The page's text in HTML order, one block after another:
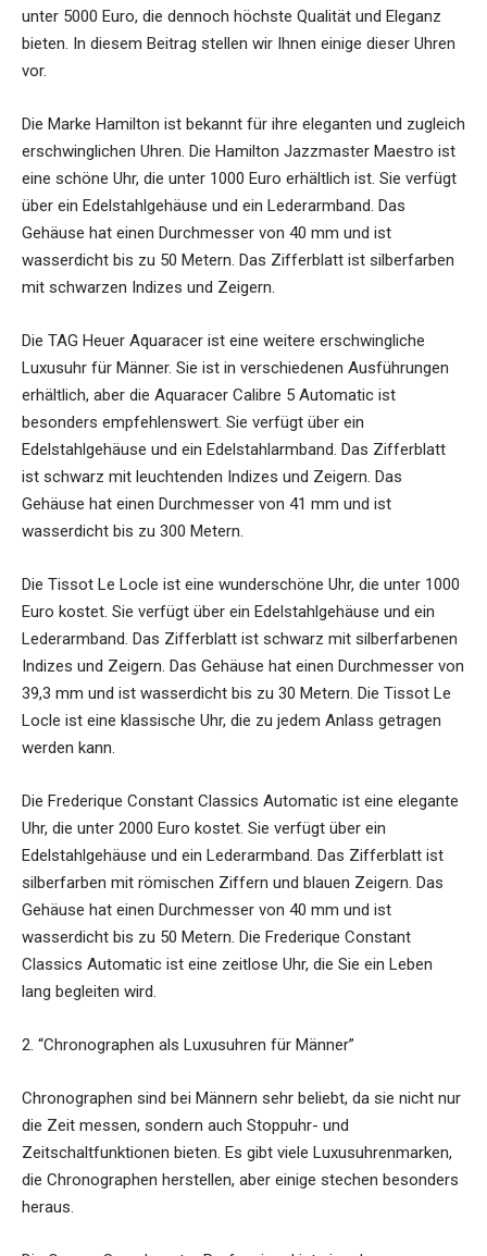
unter 5000 Euro, die dennoch höchste Qualität und Eleganz
bieten. In diesem Beitrag stellen wir Ihnen einige dieser Uhren
vor.
Die Marke Hamilton ist bekannt für ihre eleganten und zugleich
erschwinglichen Uhren. Die Hamilton Jazzmaster Maestro ist
eine schöne Uhr, die unter 1000 Euro erhältlich ist. Sie verfügt
über ein Edelstahlgehäuse und ein Lederarmband. Das
Gehäuse hat einen Durchmesser von 40 mm und ist
wasserdicht bis zu 50 Metern. Das Zifferblatt ist silberfarben
mit schwarzen Indizes und Zeigern.
Die TAG Heuer Aquaracer ist eine weitere erschwingliche
Luxusuhr für Männer. Sie ist in verschiedenen Ausführungen
erhältlich, aber die Aquaracer Calibre 5 Automatic ist
besonders empfehlenswert. Sie verfügt über ein
Edelstahlgehäuse und ein Edelstahlarmband. Das Zifferblatt
ist schwarz mit leuchtenden Indizes und Zeigern. Das
Gehäuse hat einen Durchmesser von 41 mm und ist
wasserdicht bis zu 300 Metern.
Die Tissot Le Locle ist eine wunderschöne Uhr, die unter 1000
Euro kostet. Sie verfügt über ein Edelstahlgehäuse und ein
Lederarmband. Das Zifferblatt ist schwarz mit silberfarbenen
Indizes und Zeigern. Das Gehäuse hat einen Durchmesser von
39,3 mm und ist wasserdicht bis zu 30 Metern. Die Tissot Le
Locle ist eine klassische Uhr, die zu jedem Anlass getragen
werden kann.
Die Frederique Constant Classics Automatic ist eine elegante
Uhr, die unter 2000 Euro kostet. Sie verfügt über ein
Edelstahlgehäuse und ein Lederarmband. Das Zifferblatt ist
silberfarben mit römischen Ziffern und blauen Zeigern. Das
Gehäuse hat einen Durchmesser von 40 mm und ist
wasserdicht bis zu 50 Metern. Die Frederique Constant
Classics Automatic ist eine zeitlose Uhr, die Sie ein Leben
lang begleiten wird.
2. “Chronographen als Luxusuhren für Männer”
Chronographen sind bei Männern sehr beliebt, da sie nicht nur
die Zeit messen, sondern auch Stoppuhr- und
Zeitschaltfunktionen bieten. Es gibt viele Luxusuhrenmarken,
die Chronographen herstellen, aber einige stechen besonders
heraus.